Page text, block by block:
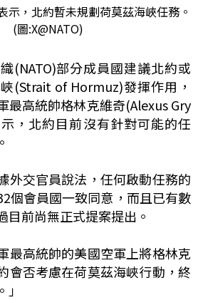
示，北約暫未規劃荷莫茲海峽任務。
(圖:X@NATO)
(NATO)部分成員國建議北約或
(Strait of Hormuz)發揮作用，
最高統帥格林克維奇(Alexus Gry
，北約目前沒有針對可能的任
外交官員說法，任何啟動任務的
個會員國一致同意，而且已有數
目前尚無正式提案提出。
最高統帥的美國空軍上將格林克
會否考慮在荷莫茲海峽行動，終